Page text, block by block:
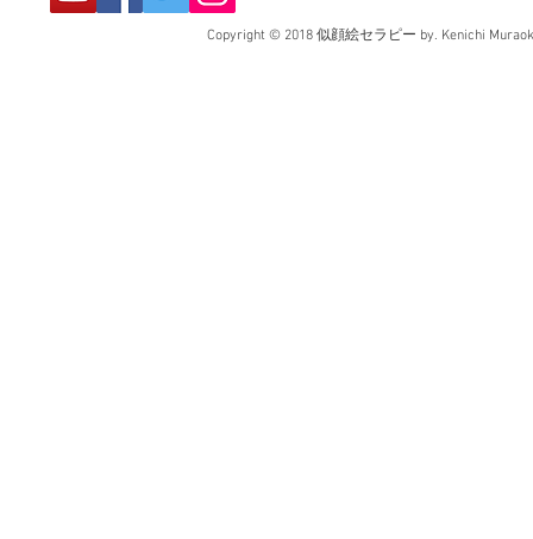
Copyright © 2018 似顔絵セラピー by. Kenichi